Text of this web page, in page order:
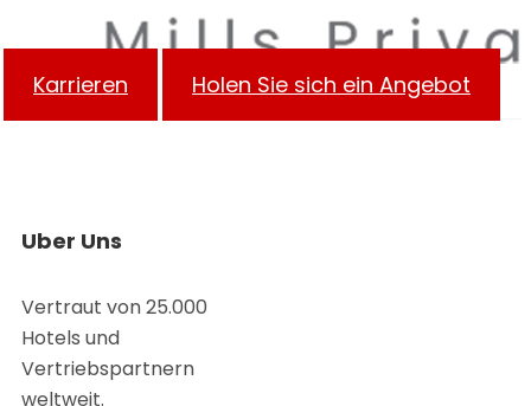
Karrieren Holen Sie sich ein Angebot
Uber Uns
Vertraut von 25.000
Hotels und
Vertriebspartnern
weltweit.